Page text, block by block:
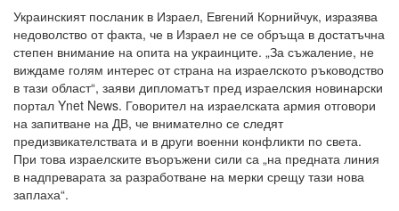
Украинският посланик в Израел, Евгений Корнийчук, изразява
недоволство от факта, че в Израел не се обръща в достатъчна
степен внимание на опита на украинците. „За съжаление, не
виждаме голям интерес от страна на израелското ръководство
в тази област“, заяви дипломатът пред израелския новинарски
портал Ynet News. Говорител на израелската армия отговори
на запитване на ДВ, че внимателно се следят
предизвикателствата и в други военни конфликти по света.
При това израелските въоръжени сили са „на предната линия
в надпреварата за разработване на мерки срещу тази нова
заплаха“.